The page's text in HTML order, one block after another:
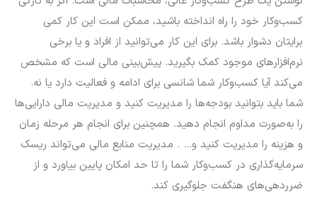
کسب‌وکار خود را راه انداخته باشید، ممکن است این کار کمی
برایتان دشوار باشد. برای این کار می‌توانید از افراد و یا برخی
نرم‌افزارهای موجود کمک بگیرید. پیش‌بینی مالی است که مشخص
می‌کند آیا کسب‌وکار شما شانسی برای ادامه و فعالیت دارد یا نه.
شما باید بتوانید بودجه‌ها را مدیریت کنید و مدیریت مالی دارایی‌ها
را به‌صورت مداوم انجام دهید. همچنین برای انجام هر مرحله زمان
و هزینه را مدیریت کنید و… . مدیریت منابع مالی می‌تواند ریسک
سرمایه‌گذاری در کسب‌وکار شما را تا حد امکان پایین بیاورد و از
ضرردهی‌های هنگفت جلوگیری کند.